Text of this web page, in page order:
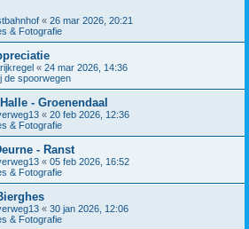
« 26 mar 2026, 20:21
& Fotografie
« 24 mar 2026, 14:36
de spoorwegen
- Groenendaal
« 20 feb 2026, 12:36
& Fotografie
- Ranst
« 05 feb 2026, 16:52
& Fotografie
« 30 jan 2026, 12:06
& Fotografie